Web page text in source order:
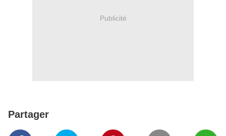
Publicité
Partager